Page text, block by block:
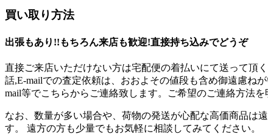
買い取り方法
出張もあり!!もちろん来店も歓迎!直接持ち込みでどうぞ
直接ご来店いただけない方は宅配便の着払いにて送って頂
話,E-mailでの査定依頼は、おおよその値段も含め御遠慮ね
mail等でこちらからご連絡致します。ご希望のご連絡方法
なお、数量が多い場合や、荷物の発送が心配な高価商品は
す。 遠方の方も少量でもお気軽に相談してみてください。